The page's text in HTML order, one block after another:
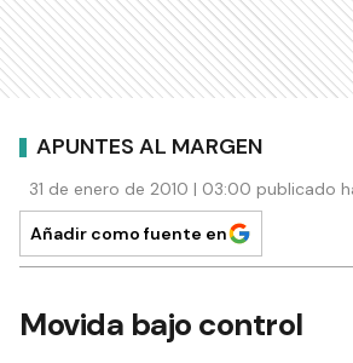
APUNTES AL MARGEN
31 de enero de 2010 | 03:00 publicado
Añadir como fuente en
Movida bajo control